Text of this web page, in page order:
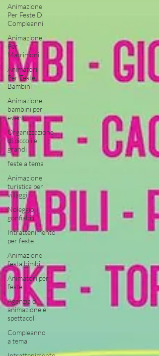
Animazione
Per Feste Di
Compleanni
Animazione
Per
Matrimoni
Animatori
Per Feste
Bambini
Animazione
bambini per
eventi
Organizzazione
di piccoli e
grandi
feste a tema
Animazione
turistica per
villaggi
Noleggio
gonfiabili
Intrattenimento
per feste
Animazione
festa bimbi
Animatori per
feste
Agenzia di
animazione e
spettacoli
Compleanno
a tema